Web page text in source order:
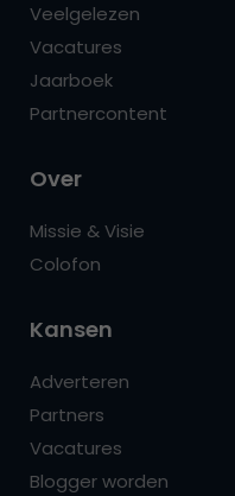
Veelgelezen
Vacatures
Jaarboek
Partnercontent
Over
Missie & Visie
Colofon
Kansen
Adverteren
Partners
Vacatures
Blogger worden